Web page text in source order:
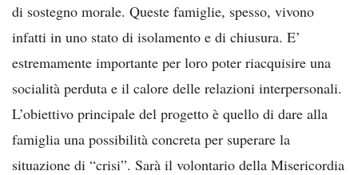
di sostegno morale. Queste famiglie, spesso, vivono
infatti in uno stato di isolamento e di chiusura. E’
estremamente importante per loro poter riacquisire una
socialità perduta e il calore delle relazioni interpersonali.
L’obiettivo principale del progetto è quello di dare alla
famiglia una possibilità concreta per superare la
situazione di “crisi”. Sarà il volontario della Misericordia